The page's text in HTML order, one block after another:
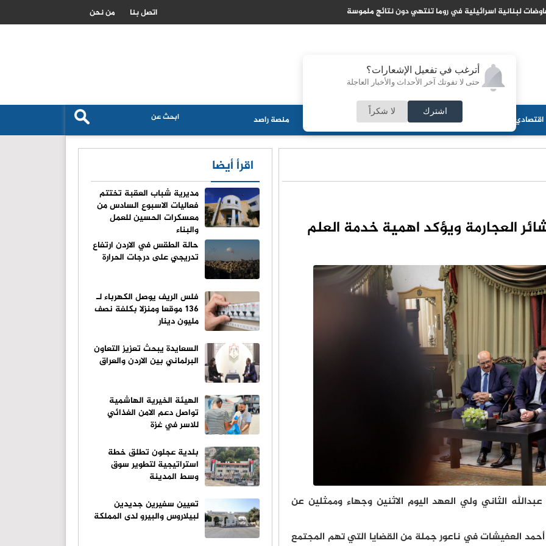
أترغب في تفعيل الإشعارات؟
حتى لا تفوتك آخر الأحداث والأخبار العاجلة
اشترك لا شكراً
لبنانية اسرائيلية في روما تنتهي دون نتائج ملموسة السعودية تتاهب لتصبح مركزا عالميا لتدفقات راس المال الاسلامي
من نحن اتصل بنا
اقتصادي منوعات ثقافة مجلس الأمة منصة راصد
العجارمة ويؤكد اهمية خدمة العلم
الثاني ولي العهد اليوم الاثنين وجهاء وممثلين عن
أحمد العفيشات في ناعور جملة من القضايا التي تهم المجتمع
اقرأ أيضا
مديرية شباب العقبة تختتم
فعاليات الاسبوع السادس من
معسكرات الحسين للعمل
والبناء
حالة الطقس في الاردن ارتفاع
تدريجي على درجات الحرارة
فلس الريف يوصل الكهرباء لـ
136 موقعا ومنزلا بكلفة نصف
مليون دينار
السعايدة يبحث تعزيز التعاون
البرلماني بين الاردن والعراق
الهيئة الخيرية الهاشمية
تواصل دعم الامن الغذائي
للاسر في غزة
بلدية عجلون تطلق خطة
استراتيجية لتطوير سوق
وسط المدينة
تعيين سفيرين جديدين
لبيلاروس والبيرو لدى المملكة